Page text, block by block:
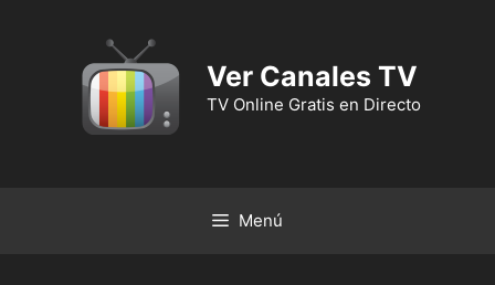
Ver Canales TV
TV Online Gratis en Directo
Menú